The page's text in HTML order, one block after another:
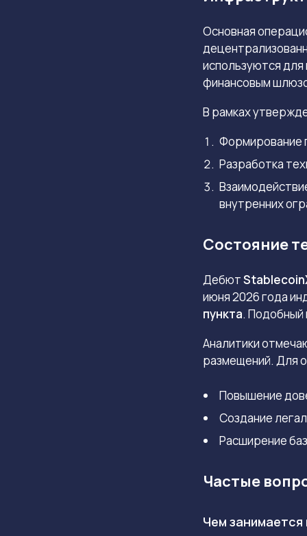
Основная
используются
финансовым
В рамках
Формирование
Разработка
внутренних
Состояние
Дебют
июня 2026 года
пункта. Подобный
Аналитики
размещений. Для
Повышение
Создание
Расширение
Частые
Чем